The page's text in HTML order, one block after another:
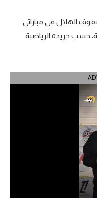
الهلال في مباراتي
حسب جريدة الرياضية